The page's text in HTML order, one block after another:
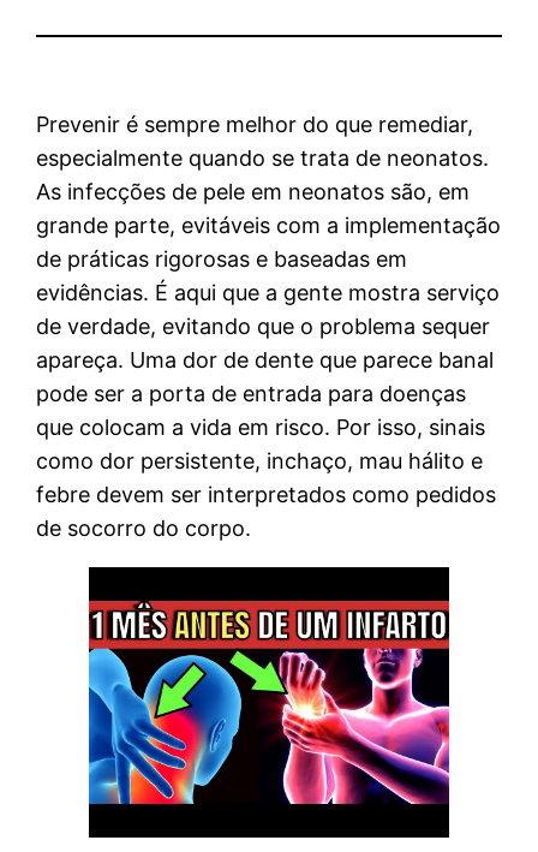
Prevenir é sempre melhor do que remediar,
especialmente quando se trata de neonatos.
As infecções de pele em neonatos são, em
grande parte, evitáveis com a implementação
de práticas rigorosas e baseadas em
evidências. É aqui que a gente mostra serviço
de verdade, evitando que o problema sequer
apareça. Uma dor de dente que parece banal
pode ser a porta de entrada para doenças
que colocam a vida em risco. Por isso, sinais
como dor persistente, inchaço, mau hálito e
febre devem ser interpretados como pedidos
de socorro do corpo.